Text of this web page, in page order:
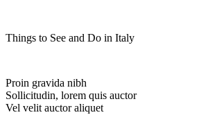
Things to See and Do in Italy
Proin gravida nibh
Sollicitudin, lorem quis auctor
Vel velit auctor aliquet